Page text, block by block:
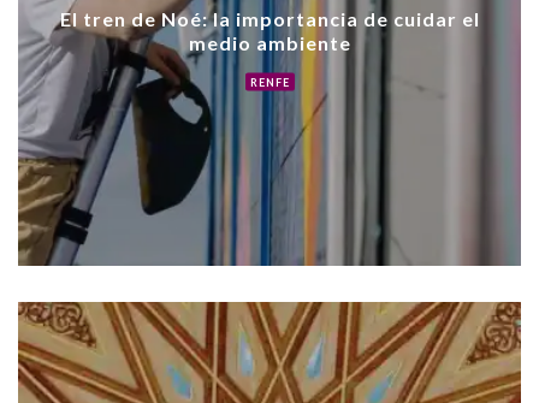
El tren de Noé: la importancia de cuidar el
medio ambiente
RENFE